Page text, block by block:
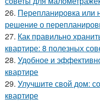
26. Перепланировка или
решение о
27. Как правильно
квартире: 8 полезных
28. Удобное и
квартире
29. Улучшите свой дом:
квартире